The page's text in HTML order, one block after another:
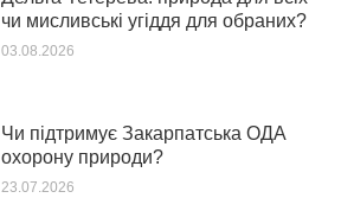
чи мисливські угіддя для обраних?
03.08.2026
Чи підтримує Закарпатська ОДА
охорону природи?
23.07.2026